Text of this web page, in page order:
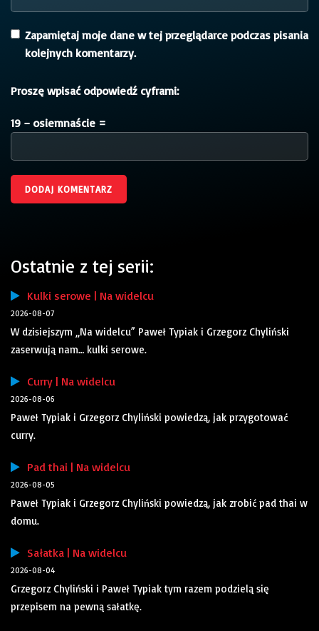
Zapamiętaj moje dane w tej przeglądarce podczas pisania
kolejnych komentarzy.
Proszę wpisać odpowiedź cyframi:
19 − osiemnaście =
Ostatnie z tej serii:
Kulki serowe | Na widelcu
2026-08-07
W dzisiejszym „Na widelcu” Paweł Typiak i Grzegorz Chyliński
zaserwują nam… kulki serowe.
Curry | Na widelcu
2026-08-06
Paweł Typiak i Grzegorz Chyliński powiedzą, jak przygotować
curry.
Pad thai | Na widelcu
2026-08-05
Paweł Typiak i Grzegorz Chyliński powiedzą, jak zrobić pad thai w
domu.
Sałatka | Na widelcu
2026-08-04
Grzegorz Chyliński i Paweł Typiak tym razem podzielą się
przepisem na pewną sałatkę.